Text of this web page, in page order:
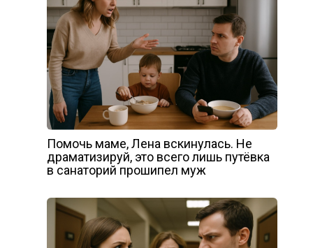
Помочь маме, Лена вскинулась. Не
драматизируй, это всего лишь путёвка
в санаторий прошипел муж